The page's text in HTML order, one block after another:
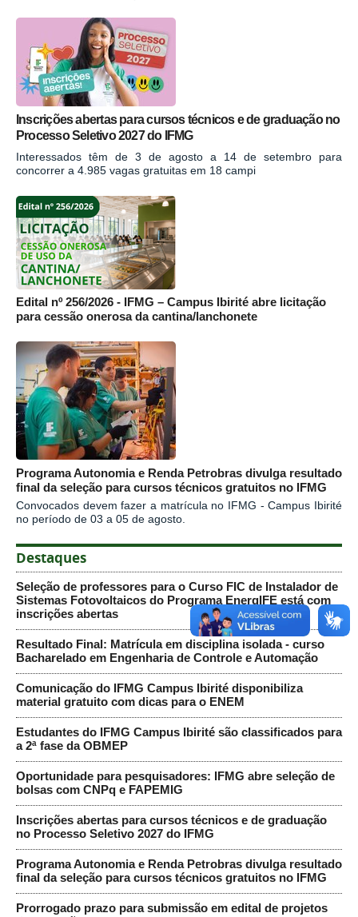
Inscrições abertas para cursos técnicos e de graduação no
Processo Seletivo 2027 do IFMG
Interessados têm de 3 de agosto a 14 de setembro para
concorrer a 4.985 vagas gratuitas em 18 campi
Edital nº 256/2026 - IFMG – Campus Ibirité abre licitação
para cessão onerosa da cantina/lanchonete
Programa Autonomia e Renda Petrobras divulga resultado
final da seleção para cursos técnicos gratuitos no IFMG
Convocados devem fazer a matrícula no IFMG - Campus Ibirité
no período de 03 a 05 de agosto.
Destaques
Seleção de professores para o Curso FIC de Instalador de
Sistemas Fotovoltaicos do Programa EnergIFE está com
inscrições abertas
Resultado Final: Matrícula em disciplina isolada - curso
Bacharelado em Engenharia de Controle e Automação
Comunicação do IFMG Campus Ibirité disponibiliza
material gratuito com dicas para o ENEM
Estudantes do IFMG Campus Ibirité são classificados para
a 2ª fase da OBMEP
Oportunidade para pesquisadores: IFMG abre seleção de
bolsas com CNPq e FAPEMIG
Inscrições abertas para cursos técnicos e de graduação
no Processo Seletivo 2027 do IFMG
Programa Autonomia e Renda Petrobras divulga resultado
final da seleção para cursos técnicos gratuitos no IFMG
Prorrogado prazo para submissão em edital de projetos